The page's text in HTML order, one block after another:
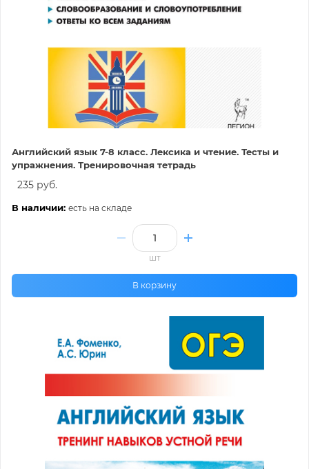
Английский язык 7-8 класс. Лексика и чтение. Тесты и
упражнения. Тренировочная тетрадь
235 руб.
В наличии: есть на складе
шт
В корзину